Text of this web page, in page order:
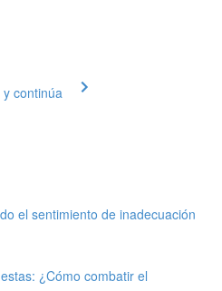
continúa
el sentimiento de inadecuación
¿Cómo combatir el